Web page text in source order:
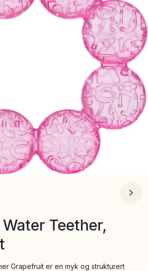
Teether,
Grapefruit er en myk og strukturert